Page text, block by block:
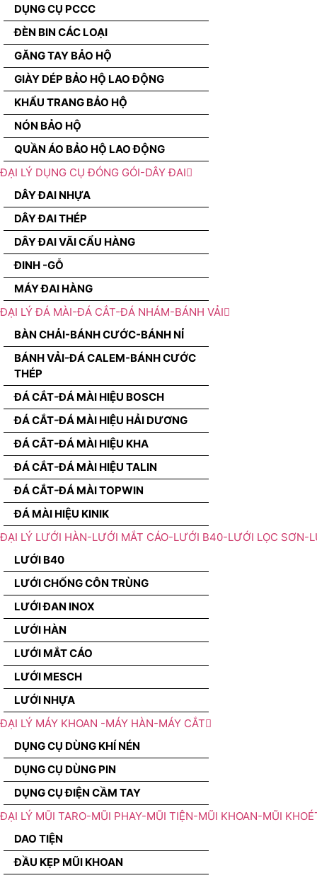
DỤNG CỤ PCCC
ĐÈN BIN CÁC LOẠI
GĂNG TAY BẢO HỘ
GIÀY DÉP BẢO HỘ LAO ĐỘNG
KHẨU TRANG BẢO HỘ
NÓN BẢO HỘ
QUẦN ÁO BẢO HỘ LAO ĐỘNG
ĐẠI LÝ DỤNG CỤ ĐÓNG GÓI-DÂY ĐAI
DÂY ĐAI NHỰA
DÂY ĐAI THÉP
DÂY ĐAI VÃI CẨU HÀNG
ĐINH -GỖ
MÁY ĐAI HÀNG
ĐẠI LÝ ĐÁ MÀI-ĐÁ CẮT-ĐÁ NHÁM-BÁNH VẢI
BÀN CHẢI-BÁNH CƯỚC-BÁNH NỈ
BÁNH VẢI-ĐÁ CALEM-BÁNH CƯỚC
THÉP
ĐÁ CẮT-ĐÁ MÀI HIỆU BOSCH
ĐÁ CẮT-ĐÁ MÀI HIỆU HẢI DƯƠNG
ĐÁ CẮT-ĐÁ MÀI HIỆU KHA
ĐÁ CẮT-ĐÁ MÀI HIỆU TALIN
ĐÁ CẮT-ĐÁ MÀI TOPWIN
ĐÁ MÀI HIỆU KINIK
ĐẠI LÝ LƯỚI HÀN-LƯỚI MẮT CÁO-LƯỚI B40-LƯỚI LỌC SƠN-
LƯỚI B40
LƯỚI CHỐNG CÔN TRÙNG
LƯỚI ĐAN INOX
LƯỚI HÀN
LƯỚI MẮT CÁO
LƯỚI MESCH
LƯỚI NHỰA
ĐẠI LÝ MÁY KHOAN -MÁY HÀN-MÁY CẮT
DỤNG CỤ DÙNG KHÍ NÉN
DỤNG CỤ DÙNG PIN
DỤNG CỤ ĐIỆN CẦM TAY
ĐẠI LÝ MŨI TARO-MŨI PHAY-MŨI TIỆN-MŨI KHOAN-MŨI
DAO TIỆN
ĐẦU KẸP MŨI KHOAN